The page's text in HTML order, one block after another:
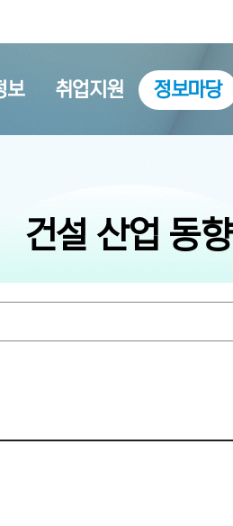
보 취업지원 정보마당
건설 산업 동향